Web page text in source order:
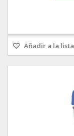
Añadir a la